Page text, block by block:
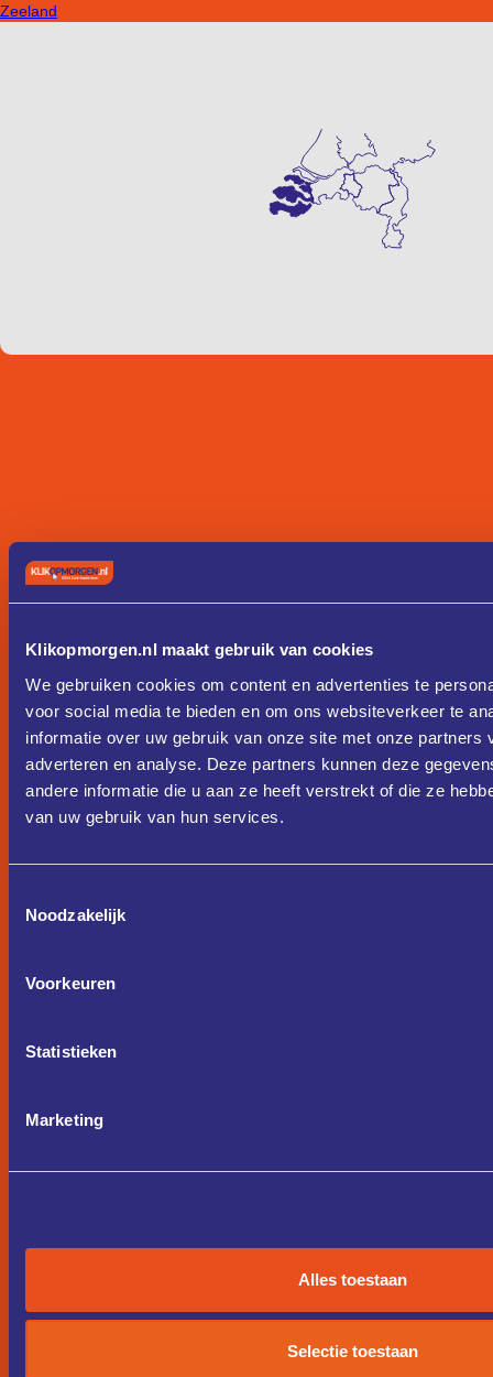
Klikopmorgen.nl maakt gebruik van cookies
We gebruiken cookies om content en advertenties te
voor social media te bieden en om ons websiteverkeer te
informatie over uw gebruik van onze site met onze partners
adverteren en analyse. Deze partners kunnen deze
andere informatie die u aan ze heeft verstrekt of die ze
van uw gebruik van hun services.
Noodzakelijk
Voorkeuren
Statistieken
Marketing
Alles toestaan
Selectie toestaan
Zeeland